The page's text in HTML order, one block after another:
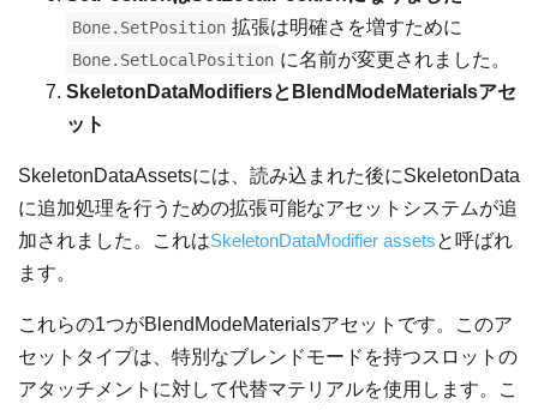
Bone.SetPosition 拡張は明確さを増すために
Bone.SetLocalPosition に名前が変更されました。
SkeletonDataModifiersとBlendModeMaterialsアセ
ット
SkeletonDataAssetsには、読み込まれた後にSkeletonData
に追加処理を行うための拡張可能なアセットシステムが追
加されました。これはSkeletonDataModifier assetsと呼ばれ
ます。
これらの1つがBlendModeMaterialsアセットです。このア
セットタイプは、特別なブレンドモードを持つスロットの
アタッチメントに対して代替マテリアルを使用します。こ